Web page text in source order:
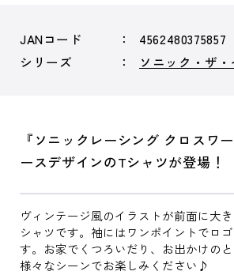
JANコード
4562480375857
シリーズ
ソニック・ザ
『ソニックレーシング クロスワ
ースデザインのTシャツが登場！
ヴィンテージ風のイラストが前面に大
シャツです。袖にはワンポイントでロ
す。お家でくつろいだり、お出かけのと
様々なシーンでお楽しみください♪